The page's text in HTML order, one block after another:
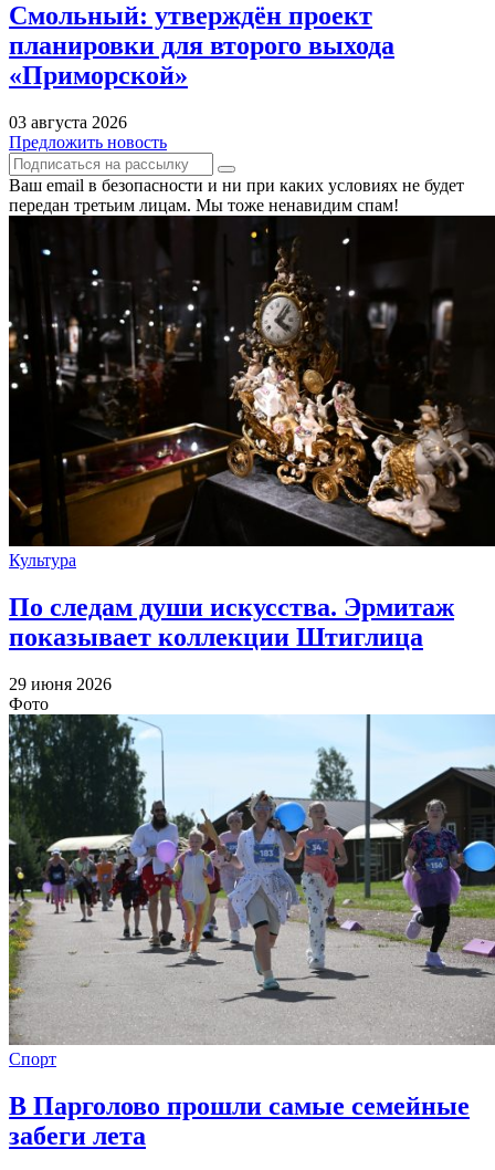
Смольный: утверждён проект
планировки для второго выхода
«Приморской»
03 августа 2026
Предложить новость
Ваш email в безопасности и ни при каких условиях не будет
передан третьим лицам. Мы тоже ненавидим спам!
Культура
По следам души искусства. Эрмитаж
показывает коллекции Штиглица
29 июня 2026
Фото
Спорт
В Парголово прошли самые семейные
забеги лета